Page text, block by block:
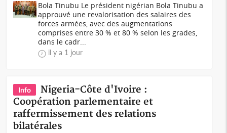
Bola Tinubu Le président nigérian Bola Tinubu a
approuvé une revalorisation des salaires des
forces armées, avec des augmentations
comprises entre 30 % et 80 % selon les grades,
dans le cadr...
il y a 1 jour
Info
Nigeria-Côte d'Ivoire :
Coopération parlementaire et
raffermissement des relations
bilatérales